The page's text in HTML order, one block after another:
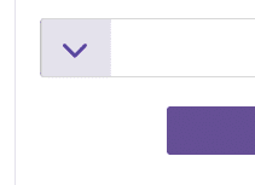
הרופא)